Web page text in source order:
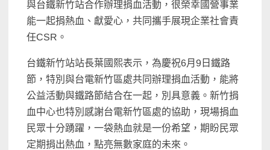
與台鐵新竹站合作辦理捐血活動，很榮幸國營事業
能一起捐熱血、獻愛心，共同攜手展現企業社會責
任CSR。
台鐵新竹站站長葉國熙表示，為慶祝6月9日鐵路
節，特別與台電新竹區處共同辦理捐血活動，能將
公益活動與鐵路節結合在一起，別具意義。新竹捐
血中心也特別感謝台電新竹區處的協助，現場捐血
民眾十分踴躍，一袋熱血就是一份希望，期盼民眾
定期捐出熱血，點亮無數家庭的未來。